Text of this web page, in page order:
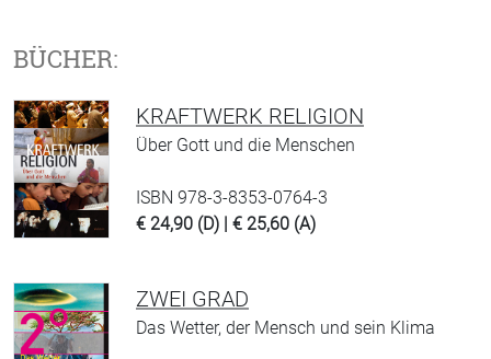
BÜCHER:
KRAFTWERK RELIGION
Über Gott und die Menschen
ISBN 978-3-8353-0764-3
€ 24,90 (D) | € 25,60 (A)
ZWEI GRAD
Das Wetter, der Mensch und sein Klima